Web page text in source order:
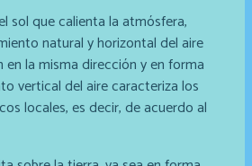
sol que calienta la atmósfera,
natural y horizontal del aire
la misma dirección y en forma
vertical del aire caracteriza los
locales, es decir, de acuerdo al